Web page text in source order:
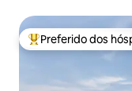
Entre os melhores
Preferido dos